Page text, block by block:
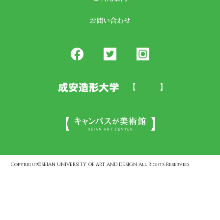
お問い合わせ
Copyright©SEIAN UNIVERSITY OF ART AND DESIGN All Rights Reserved.